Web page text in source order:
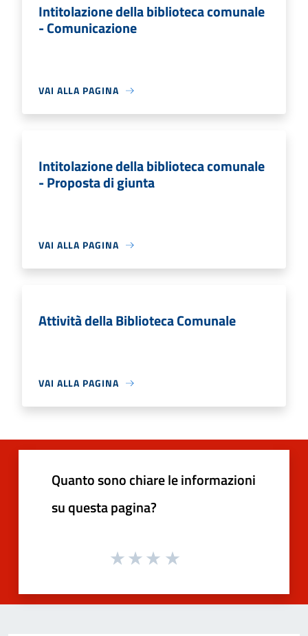
Intitolazione della biblioteca comunale
- Comunicazione
VAI ALLA PAGINA
Intitolazione della biblioteca comunale
- Proposta di giunta
VAI ALLA PAGINA
Attività della Biblioteca Comunale
VAI ALLA PAGINA
Quanto sono chiare le informazioni
su questa pagina?